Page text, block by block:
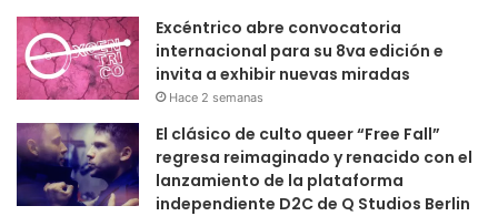
Excéntrico abre convocatoria
internacional para su 8va edición e
invita a exhibir nuevas miradas
Hace 2 semanas
El clásico de culto queer “Free Fall”
regresa reimaginado y renacido con el
lanzamiento de la plataforma
independiente D2C de Q Studios Berlin